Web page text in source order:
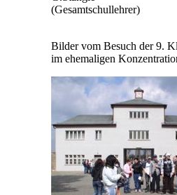
(Gesamtschullehrer)
Bilder vom Besuch der 9.
im ehemaligen